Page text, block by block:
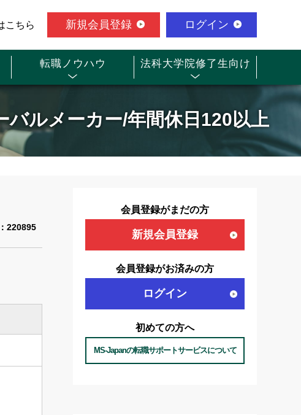
こちら 新規会員登録 ログイン
転職ノウハウ 法科大学院修了生向け
バルメーカー/年間休日120以上
220895
会員登録がまだの方
新規会員登録
会員登録がお済みの方
ログイン
初めての方へ
MS-Japanの転職サポートサービスについて